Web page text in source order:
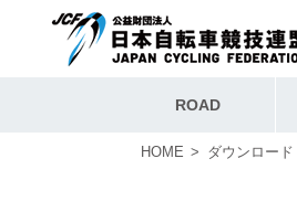
ROAD
HOME ダウンロード